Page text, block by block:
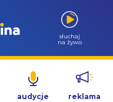
słuchaj
na żywo
audycje reklama